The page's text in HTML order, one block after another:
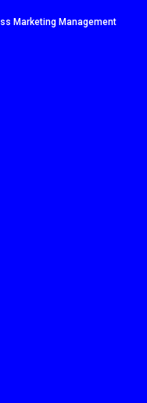
Marketing Management